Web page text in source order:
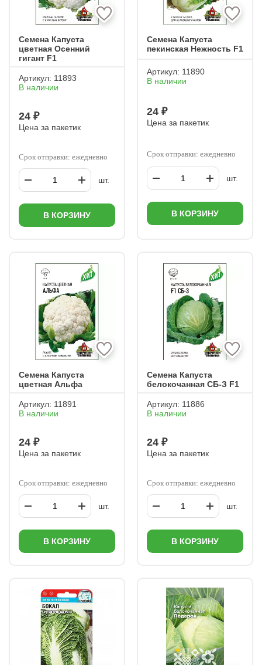
Семена Капуста
цветная Осенний
гигант F1
Артикул: 11893
В наличии
24 ₽
Цена за пакетик
Срок отправки: ежедневно
шт.
В КОРЗИНУ
Семена Капуста
пекинская Нежность F1
Артикул: 11890
В наличии
24 ₽
Цена за пакетик
Срок отправки: ежедневно
шт.
В КОРЗИНУ
Семена Капуста
цветная Альфа
Артикул: 11891
В наличии
24 ₽
Цена за пакетик
Срок отправки: ежедневно
шт.
В КОРЗИНУ
Семена Капуста
белокочанная СБ-З F1
Артикул: 11886
В наличии
24 ₽
Цена за пакетик
Срок отправки: ежедневно
шт.
В КОРЗИНУ